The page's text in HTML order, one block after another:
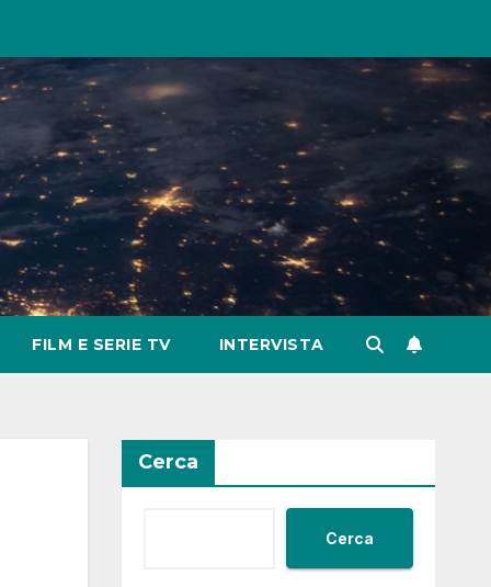
FILM E SERIE TV INTERVISTA
Cerca
Cerca